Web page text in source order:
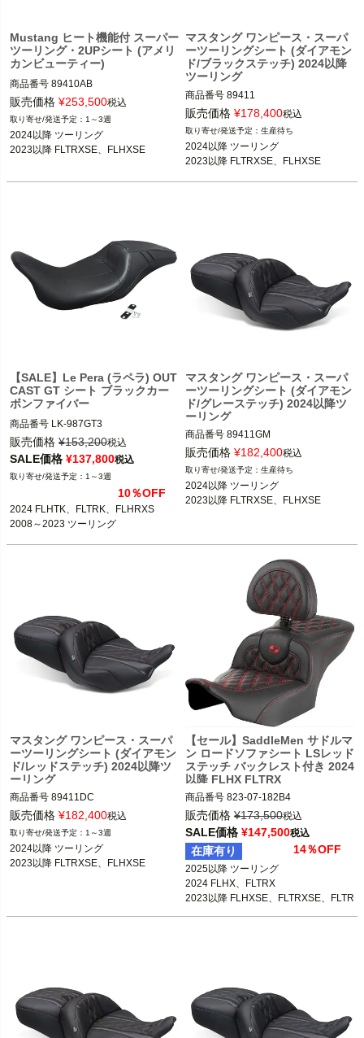
Mustang ヒート機能付 スーパー
ツーリング・2UPシート (アメリ
カンビューティー)
商品番号 89410AB
3OT：0801-2314
販売価格 ¥253,500税込
1～3週
2024以降 ツーリング
2023以降 FLTRXSE、FLHXSE
マスタング ワンピース・スーパ
ーツーリングシート (ダイアモン
ド/ブラックステッチ) 2024以降
ツーリング
商品番号 89411
3OT：0801-2127
販売価格 ¥178,400税込
生産待ち
2024以降 ツーリング
2023以降 FLTRXSE、FLHXSE
【SALE】Le Pera (ラペラ) OUT
CAST GT シート ブラックカー
ボンファイバー
商品番号 LK-987GT3
D型番：0801-1227
B型番： 521770
2024 FLHTK、FLTRK、FLHRXS
Le Pera(ラペラ)
販売価格 ¥153,200税込
SALE価格 ¥137,800税込
1～3週
10％OFF
2024 FLHTK、FLTRK、FLHRXS
2008～2023 ツーリング
マスタング ワンピース・スーパ
ーツーリングシート (ダイアモン
ド/グレーステッチ) 2024以降ツ
ーリング
商品番号 89411GM
3OT：0801-2129
販売価格 ¥182,400税込
生産待ち
2024以降 ツーリング
2023以降 FLTRXSE、FLHXSE
マスタング ワンピース・スーパ
ーツーリングシート (ダイアモン
ド/レッドステッチ) 2024以降ツ
ーリング
商品番号 89411DC
3OT：0801-2128
販売価格 ¥182,400税込
1～3週
2024以降 ツーリング
2023以降 FLTRXSE、FLHXSE
【セール】SaddleMen サドルマ
ン ロードソファシート LSレッド
ステッチ バックレスト付き 2024
以降 FLHX FLTRX
商品番号 823-07-182B4
3OT：0801-1722
2025以降 ツーリング
2024 FLHX、FLTRX
2023以降 FLHXSE、FLTRXSE、FLTR
XSTSE
SaddleMen（サドルマン）
販売価格 ¥173,500税込
SALE価格 ¥147,500税込
在庫有り 14％OFF
2025以降 ツーリング
2024 FLHX、FLTRX
2023以降 FLHXSE、FLTRXSE、FLTR